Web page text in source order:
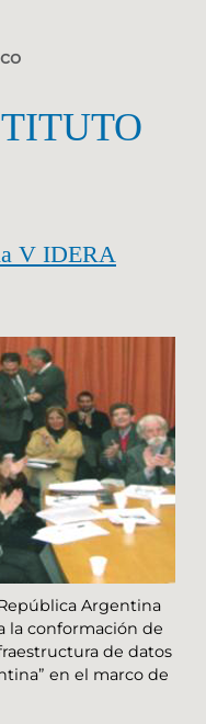
V IDERA
Argentina
la conformación de
de datos
en el marco de